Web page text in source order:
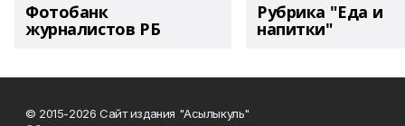
Фотобанк
журналистов РБ
Рубрика "Еда и
напитки"
© 2015-2026 Сайт издания "Асылыкуль"